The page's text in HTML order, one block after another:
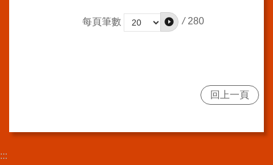
每頁筆數 / 280
回上一頁
:::